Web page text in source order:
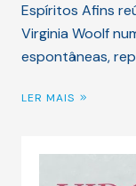
Espíritos Afins
Virginia Woolf
espontâneas,
LER MAIS